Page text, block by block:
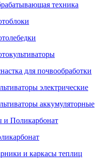
техника
для почвообработки
электрические
аккумуляторные
и Поликарбонат
и каркасы теплиц